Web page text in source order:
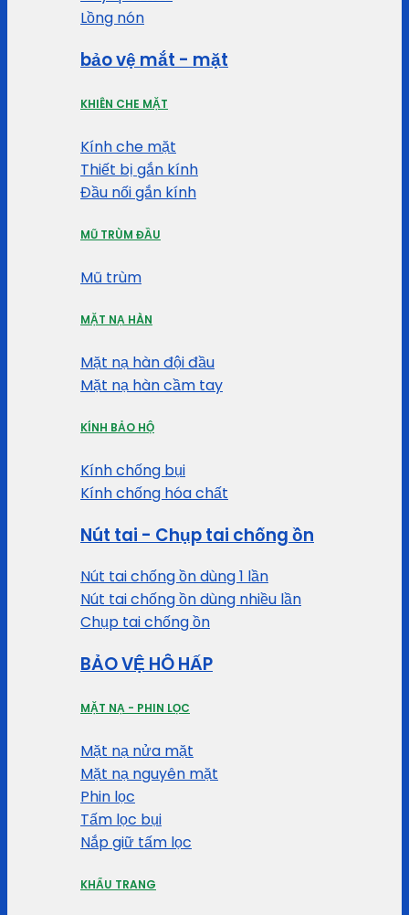
Lồng nón
bảo vệ mắt - mặt
KHIÊN CHE MẶT
Kính che mặt
Thiết bị gắn kính
Đầu nối gắn kính
MŨ TRÙM ĐẦU
Mũ trùm
MẶT NẠ HÀN
Mặt nạ hàn đội đầu
Mặt nạ hàn cầm tay
KÍNH BẢO HỘ
Kính chống bụi
Kính chống hóa chất
Nút tai - Chụp tai chống ồn
Nút tai chống ồn dùng 1 lần
Nút tai chống ồn dùng nhiều lần
Chụp tai chống ồn
BẢO VỆ HÔ HẤP
MẶT NẠ - PHIN LỌC
Mặt nạ nửa mặt
Mặt nạ nguyên mặt
Phin lọc
Tấm lọc bụi
Nắp giữ tấm lọc
KHẨU TRANG